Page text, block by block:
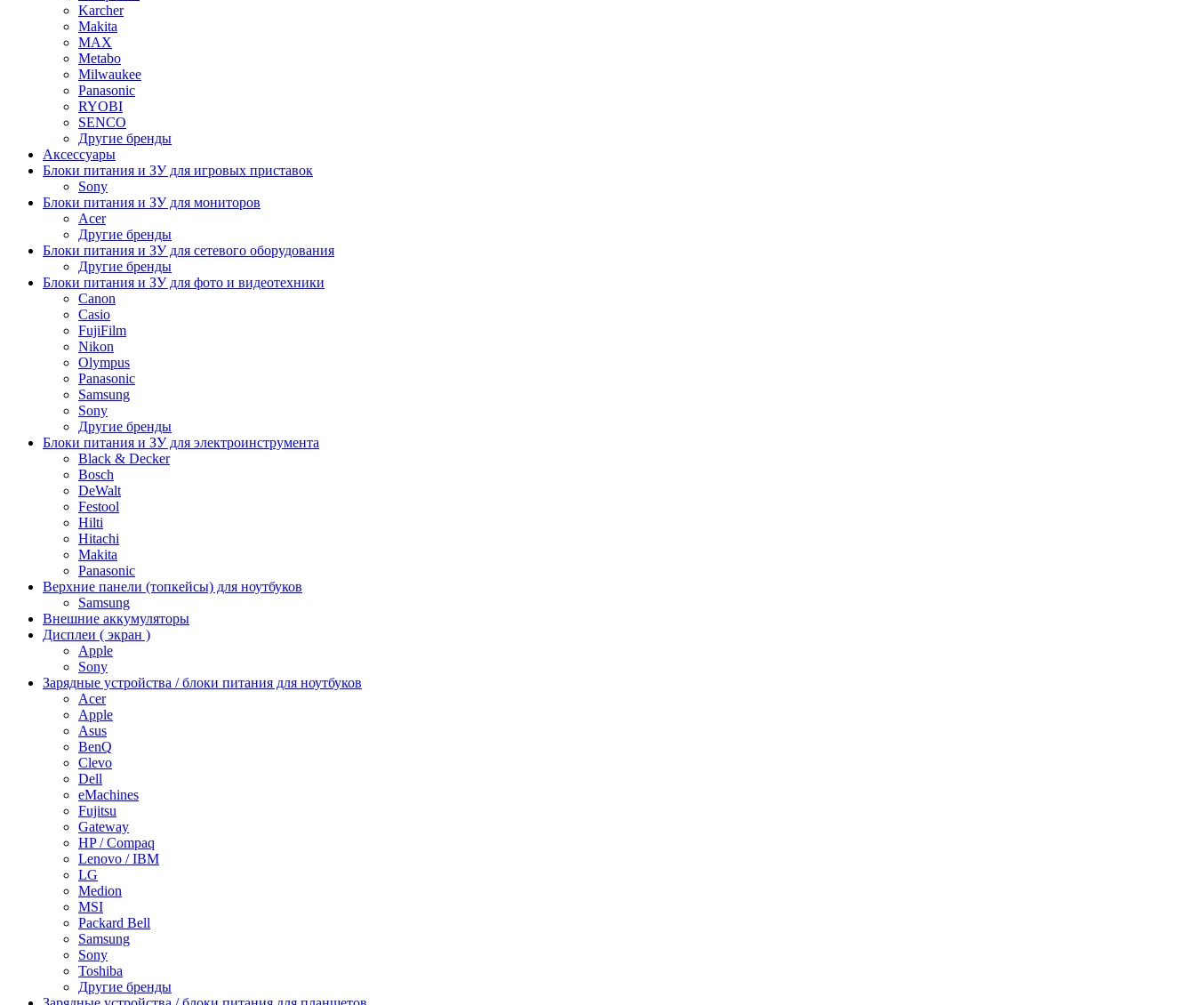
Karcher
Makita
MAX
Metabo
Milwaukee
Panasonic
RYOBI
SENCO
Другие бренды
Аксессуары
Блоки питания и ЗУ для игровых приставок
Sony
Блоки питания и ЗУ для мониторов
Acer
Другие бренды
Блоки питания и ЗУ для сетевого оборудования
Другие бренды
Блоки питания и ЗУ для фото и видеотехники
Canon
Casio
FujiFilm
Nikon
Olympus
Panasonic
Samsung
Sony
Другие бренды
Блоки питания и ЗУ для электроинструмента
Black & Decker
Bosch
DeWalt
Festool
Hilti
Hitachi
Makita
Panasonic
Верхние панели (топкейсы) для ноутбуков
Samsung
Внешние аккумуляторы
Дисплеи ( экран )
Apple
Sony
Зарядные устройства / блоки питания для ноутбуков
Acer
Apple
Asus
BenQ
Clevo
Dell
eMachines
Fujitsu
Gateway
HP / Compaq
Lenovo / IBM
LG
Medion
MSI
Packard Bell
Samsung
Sony
Toshiba
Другие бренды